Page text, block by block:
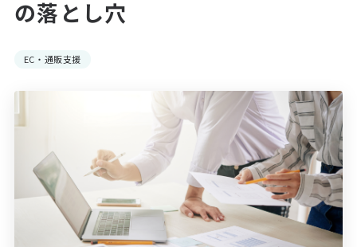
の落とし穴
EC・通販支援